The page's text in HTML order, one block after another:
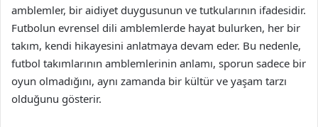
amblemler, bir aidiyet duygusunun ve tutkularının ifadesidir.
Futbolun evrensel dili amblemlerde hayat bulurken, her bir
takım, kendi hikayesini anlatmaya devam eder. Bu nedenle,
futbol takımlarının amblemlerinin anlamı, sporun sadece bir
oyun olmadığını, aynı zamanda bir kültür ve yaşam tarzı
olduğunu gösterir.